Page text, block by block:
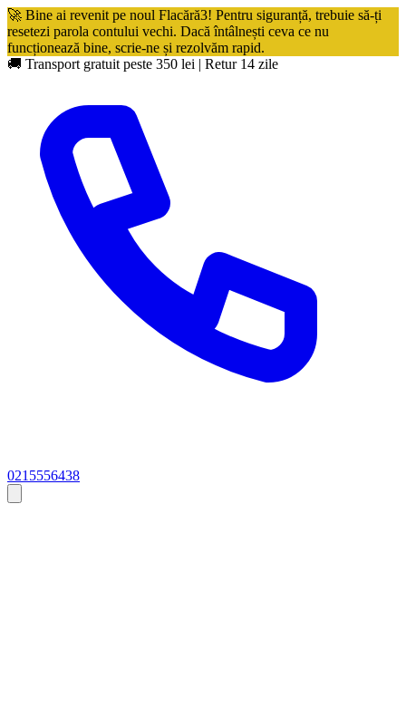
🚀 Bine ai revenit pe noul Flacără3! Pentru siguranță, trebuie să-ți
resetezi parola contului vechi. Dacă întâlnești ceva ce nu
funcționează bine, scrie-ne și rezolvăm rapid.
🚚 Transport gratuit peste 350 lei | Retur 14 zile
0215556438